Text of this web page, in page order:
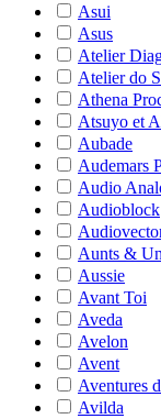
Asui
Asus
Atelier
Atelier do
Athena
Atsuyo et
Aubade
Audemars
Audio
Audioblock
Aunts &
Aussie
Avant Toi
Aveda
Avelon
Avent
Aventures
Avilda